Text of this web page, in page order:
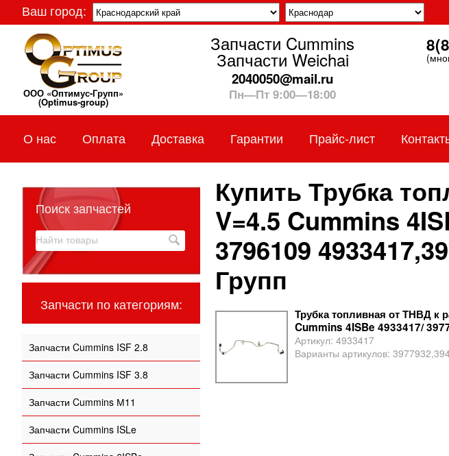
Ваш город:
ООО «Оптимус-Групп»
(Optimus-group)
Запчасти Cummins
Запчасти Weichai
2040050@mail.ru
Пн—Пт 9:00—18:00
О нас Оплата Доставка Гарантии Прайс-лист
Поиск запчастей
Запчасти по категориям:
Запчасти Cummins ISF 2.8
Запчасти Cummins ISF 3.8
Запчасти Cummins М11
Запчасти Cummins ISLe
Купить Трубка
V=4.5 Cummins
3796109
Групп
Трубка топливная от ТНВД к
Cummins 4ISBe 4933417/
Артикул: 4933417
Варианты артикулов: